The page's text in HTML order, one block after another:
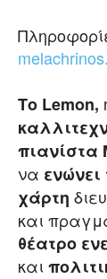
Το Lemon,
πιανίστα
να
χάρτη
και
θέατρο
και